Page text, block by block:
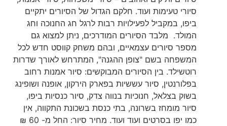
סיורי טעימות ועוד. חלקם הגדול של הסיורים יתקיים
ביפו, במקביל לפעילויות רבות לרגל חג החנוכה וחג
המולד. מלבד הסיורים המודרכים, ניתן למצוא גם
מספר סיורים עצמאיים, ובהם משחק קווסט חדש לכל
המשפחה בשם "צופן ההגנה", המתרחש לאורך שדרות
רוטשילד. בין הסיורים המבוקשים: סיור אמנות רחוב
בפלורנטין, סיור עששיות בפארק הירקון, אופנה ושופינג
בשוק בצלאל, חנוכיות בנווה צדק, סיור כנסיות ביפו,
סיור מומחז בשרונה, בתי כנסת בשכונת התקווה, אין
כמו יפו בסרטים ועוד ועוד. מחיר סיור: החל מ- 60 ₪